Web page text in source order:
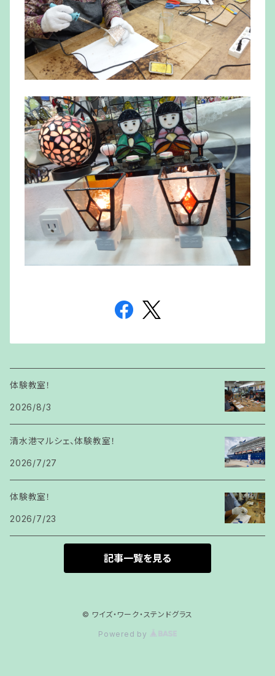
体験教室！
2026/8/3
清水港マルシェ、体験教室！
2026/7/27
体験教室！
2026/7/23
記事一覧を見る
© ワイズ・ワーク・ステンドグラス
Powered by